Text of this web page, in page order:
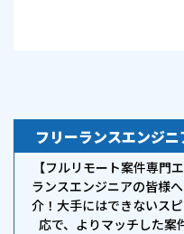
フリーランスエンジ
【フルリモート案件専門
ランスエンジニアの皆様
介！大手にはできないス
応で、よりマッチした案